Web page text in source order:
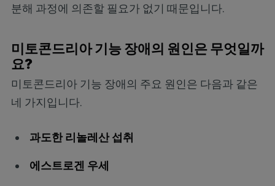
분해 과정에 의존할 필요가 없기 때문입니다.
미토콘드리아 기능 장애의 원인은 무엇일까
요?
미토콘드리아 기능 장애의 주요 원인은 다음과 같은
네 가지입니다.
과도한 리놀레산 섭취
에스트로겐 우세